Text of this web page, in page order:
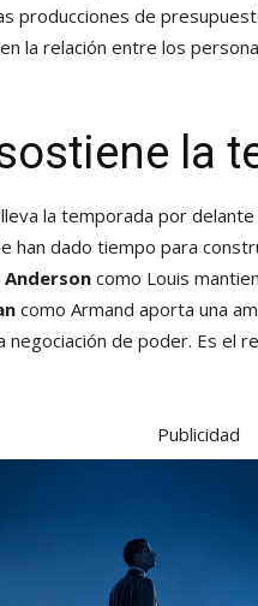
producciones de
la relación entre los
la
la temporada por
han dado tiempo para
Anderson como Louis
como Armand aporta una
negociación de poder. Es el
Publicidad